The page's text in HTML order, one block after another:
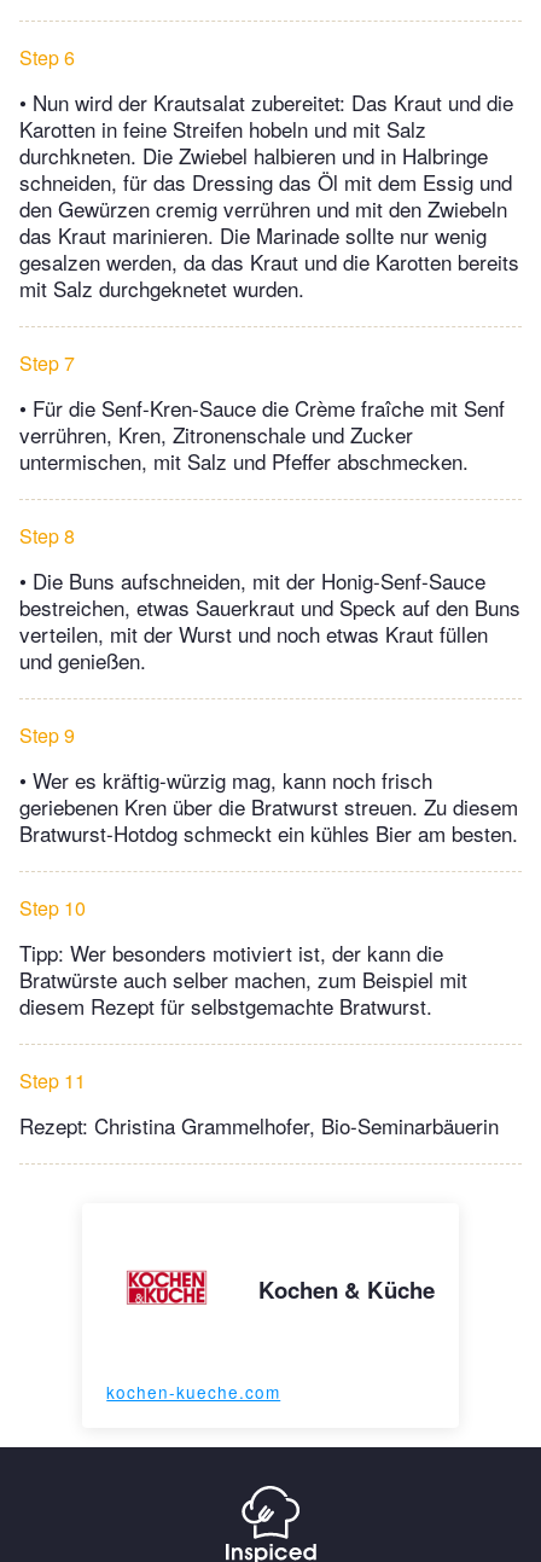
Step 6
• Nun wird der Krautsalat zubereitet: Das Kraut und die
Karotten in feine Streifen hobeln und mit Salz
durchkneten. Die Zwiebel halbieren und in Halbringe
schneiden, für das Dressing das Öl mit dem Essig und
den Gewürzen cremig verrühren und mit den Zwiebeln
das Kraut marinieren. Die Marinade sollte nur wenig
gesalzen werden, da das Kraut und die Karotten bereits
mit Salz durchgeknetet wurden.
Step 7
• Für die Senf-Kren-Sauce die Crème fraîche mit Senf
verrühren, Kren, Zitronenschale und Zucker
untermischen, mit Salz und Pfeffer abschmecken.
Step 8
• Die Buns aufschneiden, mit der Honig-Senf-Sauce
bestreichen, etwas Sauerkraut und Speck auf den Buns
verteilen, mit der Wurst und noch etwas Kraut füllen
und genießen.
Step 9
• Wer es kräftig-würzig mag, kann noch frisch
geriebenen Kren über die Bratwurst streuen. Zu diesem
Bratwurst-Hotdog schmeckt ein kühles Bier am besten.
Step 10
Tipp: Wer besonders motiviert ist, der kann die
Bratwürste auch selber machen, zum Beispiel mit
diesem Rezept für selbstgemachte Bratwurst.
Step 11
Rezept: Christina Grammelhofer, Bio-Seminarbäuerin
Kochen & Küche
kochen-kueche.com